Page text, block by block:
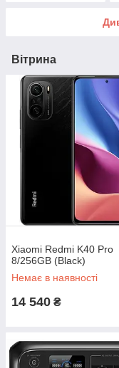
Вітрина
Xiaomi Redmi K40 Pro
8/256GB (Black)
Немає в наявності
14 540 ₴